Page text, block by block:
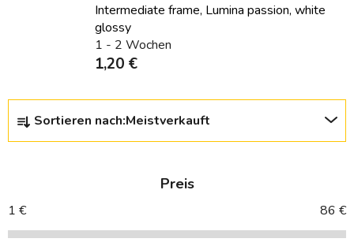
Intermediate frame, Lumina passion, white
glossy
1 - 2 Wochen
1,20 €
P
o
k
t
Sortieren nach:Meistverkauft
Preis
1 € 86 €